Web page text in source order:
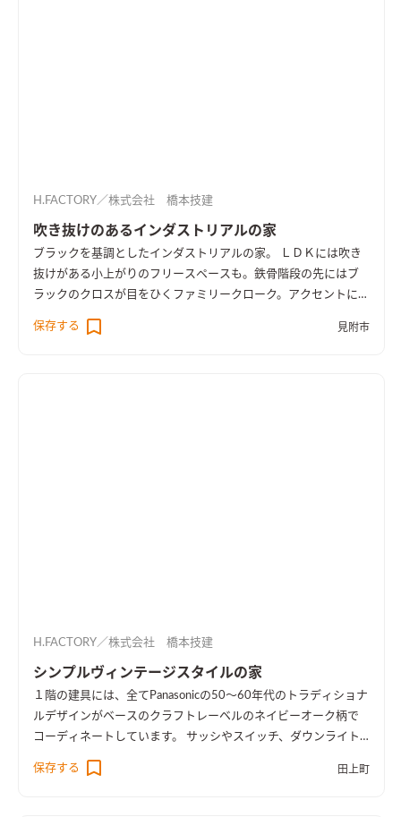
H.FACTORY／株式会社 橋本技建
吹き抜けのあるインダストリアルの家
ブラックを基調としたインダストリアルの家。 ＬＤＫには吹き
抜けがある小上がりのフリースペースも。鉄骨階段の先にはブ
ラックのクロスが目をひくファミリークローク。アクセントにデ
保存する
見附市
H.FACTORY／株式会社 橋本技建
シンプルヴィンテージスタイルの家
１階の建具には、全てPanasonicの50～60年代のトラディショナ
ルデザインがベースのクラフトレーベルのネイビーオーク柄で
コーディネートしています。 サッシやスイッチ、ダウンライト
て、ヴィンテージ感のあるカッコイイお家が出来ました。
保存する 田上町